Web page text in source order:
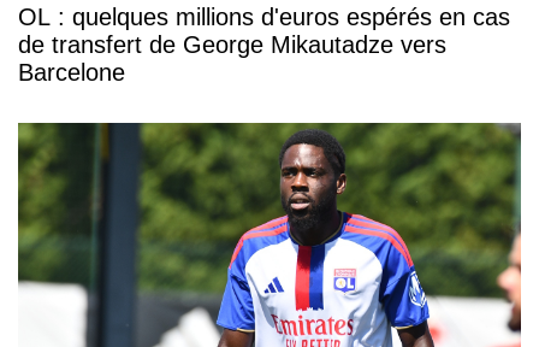
OL : quelques millions d'euros espérés en cas
de transfert de George Mikautadze vers
Barcelone